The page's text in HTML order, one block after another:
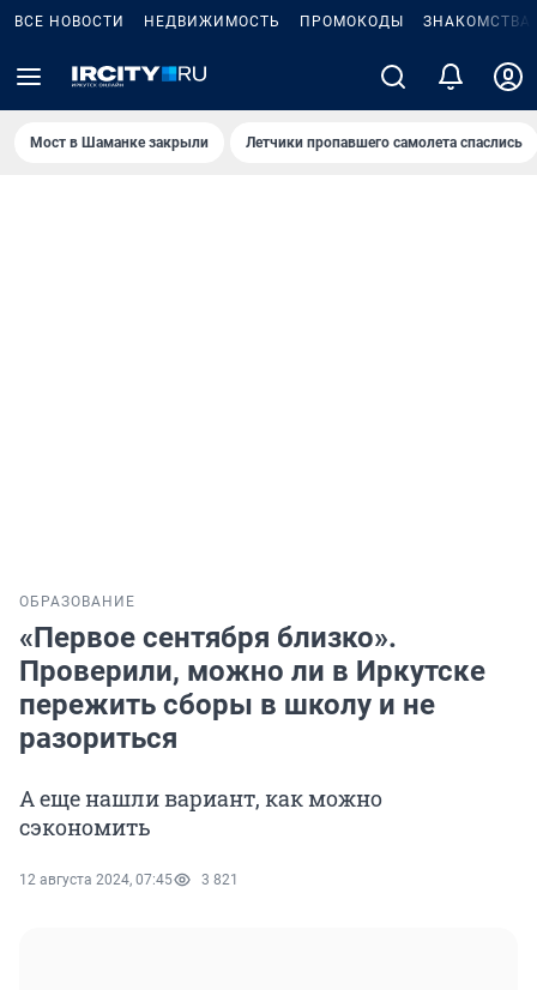
ВСЕ НОВОСТИ НЕДВИЖИМОСТЬ ПРОМОКОДЫ ЗНАКОМСТВА
Мост в Шаманке закрыли Летчики пропавшего самолета спаслись
ОБРАЗОВАНИЕ
«Первое сентября близко».
Проверили, можно ли в Иркутске
пережить сборы в школу и не
разориться
А еще нашли вариант, как можно
сэкономить
12 августа 2024, 07:45 3 821